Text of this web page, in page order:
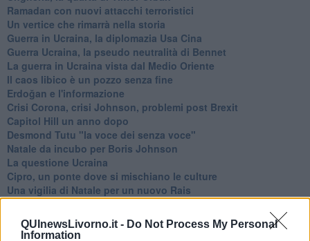
QUInewsLivorno.it - Do Not Process My Personal
Information
Ramadan con nuovi attacchi terroristici
Un vertice che rimarrà nella storia
Guerra in Ucraina, la diplomazia Usa Cina
Guerra Ucraina, la pseudo neutralità di Bennet
La guerra in Ucraina vista dal Medio Oriente
​Il caos libico è un pozzo senza fine
Erdoğan e l'informazione
Crisi Corona, crisi Johnson, problemi post Brexit
Capitol Hill un anno dopo
Desmond Tutu "la voce dei senza voce"
Natale da incubo per Boris Johnson
La questione Ucraina
Cipro, un ponte dove si mischiano le culture
Una vigilia di Natale per un nuovo Rais
La questione israelo-palestinese ignorata dal G20
Erdogan continua a sfidare l'Occidente
Libano, collasso economico e guerra civile